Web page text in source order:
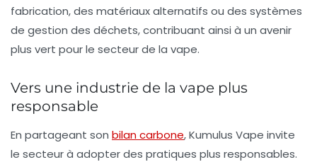
fabrication, des matériaux alternatifs ou des systèmes
de gestion des déchets, contribuant ainsi à un avenir
plus vert pour le secteur de la vape.
Vers une industrie de la vape plus
responsable
En partageant son bilan carbone, Kumulus Vape invite
le secteur à adopter des pratiques plus responsables.